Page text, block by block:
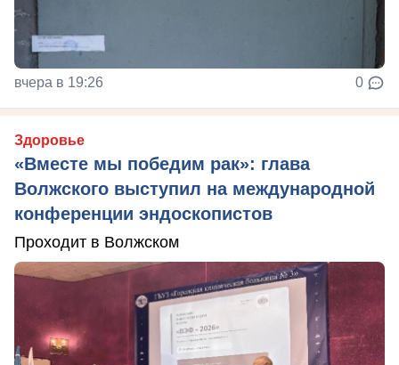
вчера в 19:26 0
Здоровье
«Вместе мы победим рак»: глава
Волжского выступил на международной
конференции эндоскопистов
Проходит в Волжском